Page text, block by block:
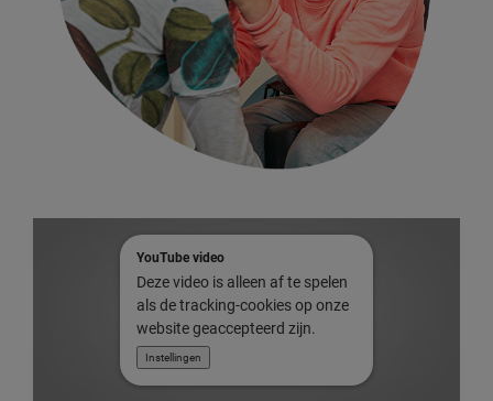
YouTube video
Deze video is alleen af te spelen
als de tracking-cookies op onze
website geaccepteerd zijn.
Instellingen